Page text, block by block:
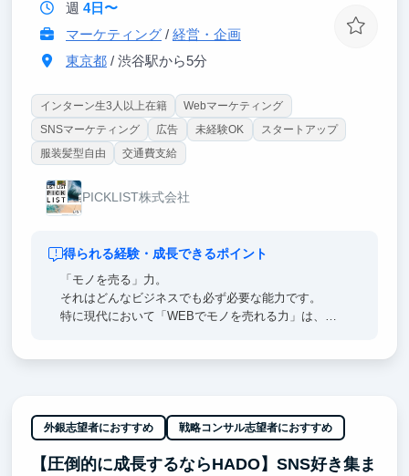
週 4日〜
マーケティング/ 経営・企画
東京都/ 渋谷駅から5分
インターン生3人以上在籍
Webマーケティング
SNSマーケティング
広告 未経験OK
スタートアップ
服装髪型自由
交通費支給
PICKLIST株式会社
得られる経験・成長できるポイント
「モノを売る」力。
それはどんなビジネスでも必ず必要な能力です。
特に現代において「WEBでモノを売れる力」は、起
眼の前の数字から課題を分析して高速でPDCAを回し
ていく「テクニカル思考」。
外銀志望者におすすめ 戦略コンサル志望者におすすめ
【圧倒的に成長するならHADO】SNS好き集ま